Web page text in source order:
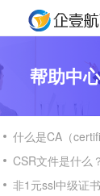
帮助中心
什么是CA（
CSR文件是什么？
非1元ssl中级证